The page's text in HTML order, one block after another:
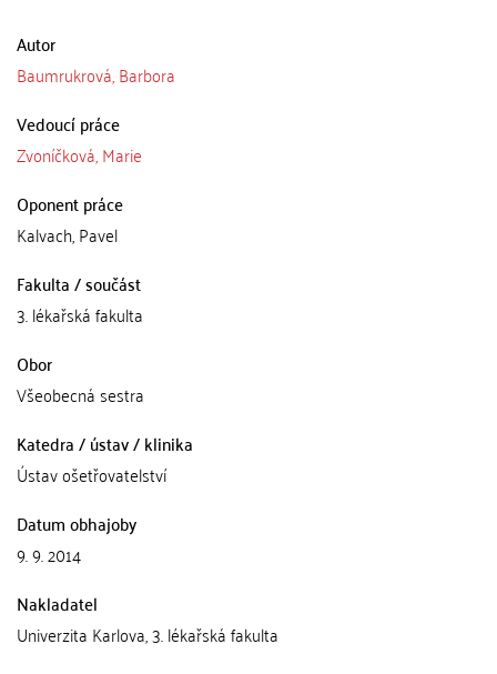
Autor
Baumrukrová, Barbora
Vedoucí práce
Zvoníčková, Marie
Oponent práce
Kalvach, Pavel
Fakulta / součást
3. lékařská fakulta
Obor
Všeobecná sestra
Katedra / ústav / klinika
Ústav ošetřovatelství
Datum obhajoby
9. 9. 2014
Nakladatel
Univerzita Karlova, 3. lékařská fakulta